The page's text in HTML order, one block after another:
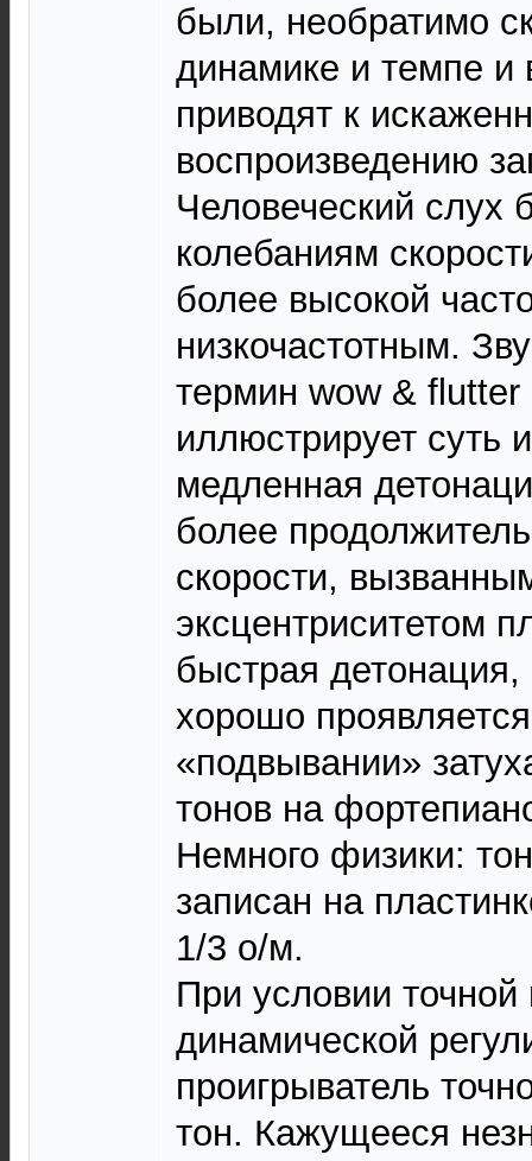
были, необратимо
динамике и темпе и
приводят к
воспроизведению
Человеческий слух
колебаниям
более высокой
низкочастотным.
термин wow & flutter
иллюстрирует суть
медленная
более
скорости,
эксцентриситетом
быстрая детонация,
хорошо
«подвывании»
тонов на
Немного физики:
записан на
1/3 о/м.
При условии точной
динамической
проигрыватель
тон. Кажущееся